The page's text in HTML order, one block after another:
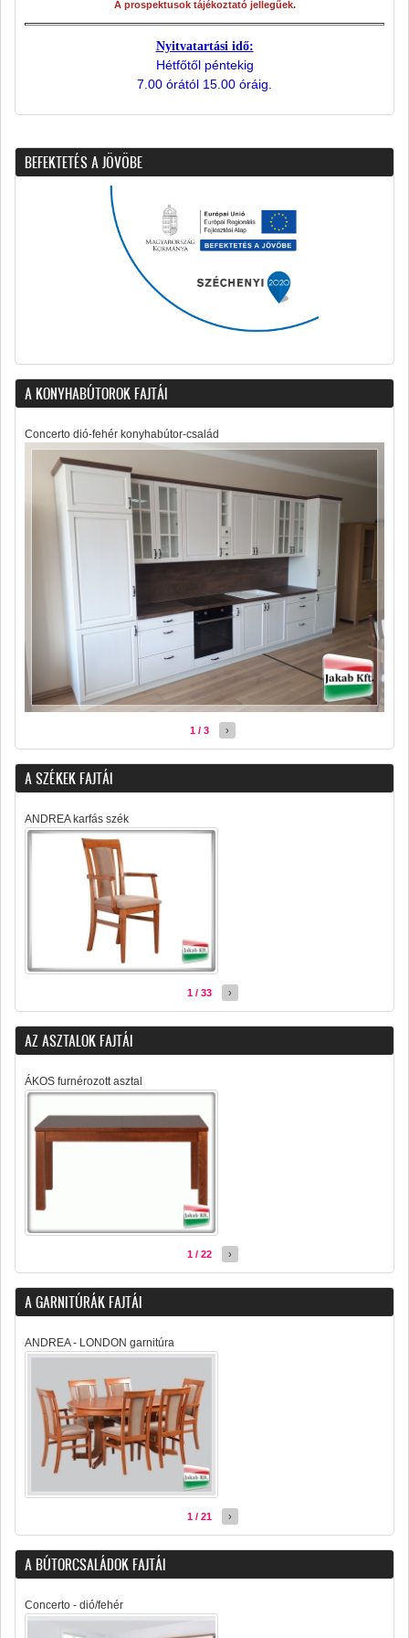
A prospektusok tájékoztató jellegűek.
Nyitvatartási idő:
Hétfőtől péntekig
7.00 órától 15.00 óráig.
BEFEKTETÉS A JÖVÖBE
A KONYHABÚTOROK FAJTÁI
Concerto dió-fehér konyhabútor-család
1 / 3 ›
A SZÉKEK FAJTÁI
ANDREA karfás szék
1 / 33 ›
AZ ASZTALOK FAJTÁI
ÁKOS furnérozott asztal
1 / 22 ›
A GARNITÚRÁK FAJTÁI
ANDREA - LONDON garnitúra
1 / 21 ›
A BÚTORCSALÁDOK FAJTÁI
Concerto - dió/fehér